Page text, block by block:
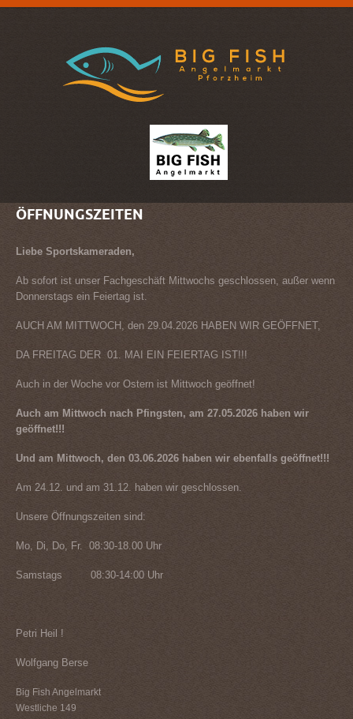
ÖFFNUNGSZEITEN
Liebe Sportskameraden,
Ab sofort ist unser Fachgeschäft Mittwochs geschlossen, außer wenn
Donnerstags ein Feiertag ist.
AUCH AM MITTWOCH, den 29.04.2026 HABEN WIR GEÖFFNET,
DA FREITAG DER 01. MAI EIN FEIERTAG IST!!!
Auch in der Woche vor Ostern ist Mittwoch geöffnet!
Auch am Mittwoch nach Pfingsten, am 27.05.2026 haben wir
geöffnet!!!
Und am Mittwoch, den 03.06.2026 haben wir ebenfalls geöffnet!!!
Am 24.12. und am 31.12. haben wir geschlossen.
Unsere Öffnungszeiten sind:
Mo, Di, Do, Fr. 08:30-18.00 Uhr
Samstags 08:30-14:00 Uhr
Petri Heil !
Wolfgang Berse
Big Fish Angelmarkt
Westliche 149